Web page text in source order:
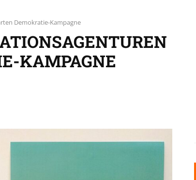
Demokratie-Kampagne
KAMPAGNE